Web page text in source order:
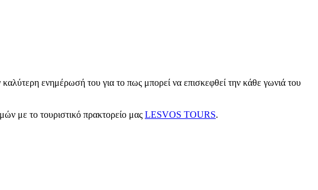
ενημέρωσή του για το πως μπορεί να επισκεφθεί την κάθε γωνιά του
με το τουριστικό πρακτορείο μας LESVOS TOURS.